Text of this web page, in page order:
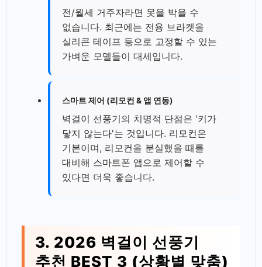
전/월세 거주자라면 못을 박을 수
없습니다. 최근에는 전용 브라켓을
실리콘 테이프 등으로 고정할 수 있는
가벼운 모델들이 대세입니다.
스마트 제어 (리모컨 & 앱 연동)
벽걸이 선풍기의 치명적 단점은 '키가
닿지 않는다'는 것입니다. 리모컨은
기본이며, 리모컨을 분실했을 때를
대비해 스마트폰 앱으로 제어할 수
있다면 더욱 좋습니다.
3. 2026 벽걸이 선풍기
추천 BEST 3 (상황별 맞춤)